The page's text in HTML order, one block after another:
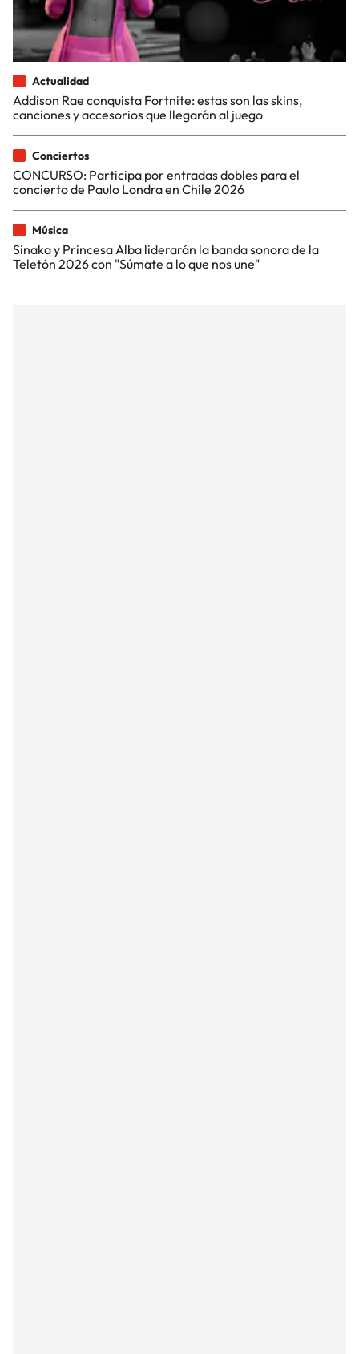
Actualidad
Addison Rae conquista Fortnite: estas son las skins,
canciones y accesorios que llegarán al juego
Conciertos
CONCURSO: Participa por entradas dobles para el
concierto de Paulo Londra en Chile 2026
Música
Sinaka y Princesa Alba liderarán la banda sonora de la
Teletón 2026 con "Súmate a lo que nos une"